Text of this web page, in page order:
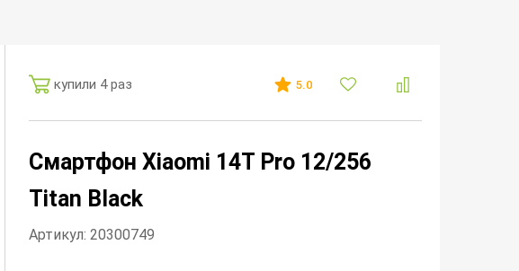
купили 4 раз 5.0
Смартфон Xiaomi 14T Pro 12/256
Titan Black
Артикул: 20300749